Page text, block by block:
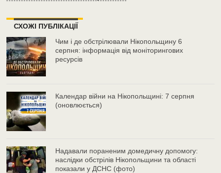
СХОЖІ ПУБЛІКАЦІЇ
Чим і де обстрілювали Нікопольщину 6
серпня: інформація від моніторингових
ресурсів
Календар війни на Нікопольщині: 7 серпня
(оновлюється)
Надавали пораненим домедичну допомогу:
наслідки обстрілів Нікопольщини та області
показали у ДСНС (фото)